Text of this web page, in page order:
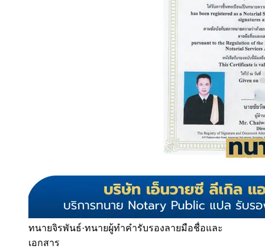
ทนายจิรพันธ์·ทนายผู้ทำคำรับรองลายมือชื่อและ
เอกสาร